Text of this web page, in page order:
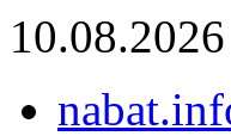
10.08.2026